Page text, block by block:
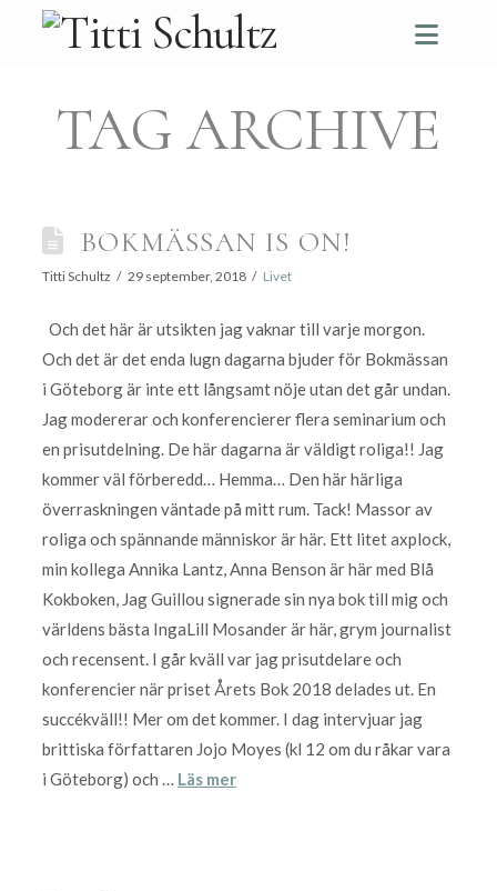
TAG ARCHIVE
BOKMÄSSAN IS ON!
Titti Schultz 29 september, 2018 Livet
Och det här är utsikten jag vaknar till varje morgon.
Och det är det enda lugn dagarna bjuder för Bokmässan
i Göteborg är inte ett långsamt nöje utan det går undan.
Jag modererar och konferencierer flera seminarium och
en prisutdelning. De här dagarna är väldigt roliga!! Jag
kommer väl förberedd… Hemma… Den här härliga
överraskningen väntade på mitt rum. Tack! Massor av
roliga och spännande människor är här. Ett litet axplock,
min kollega Annika Lantz, Anna Benson är här med Blå
Kokboken, Jag Guillou signerade sin nya bok till mig och
världens bästa IngaLill Mosander är här, grym journalist
och recensent. I går kväll var jag prisutdelare och
konferencier när priset Årets Bok 2018 delades ut. En
succékväll!! Mer om det kommer. I dag intervjuar jag
brittiska författaren Jojo Moyes (kl 12 om du råkar vara
i Göteborg) och … Läs mer